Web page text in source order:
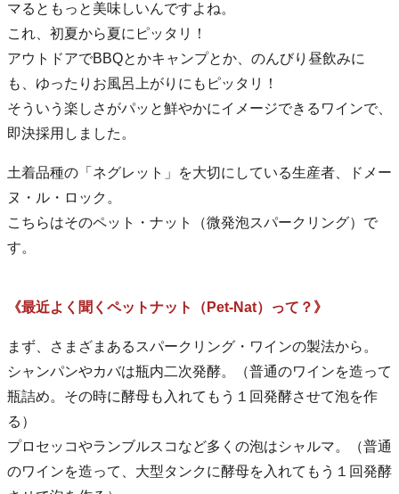
マるともっと美味しいんですよね。
これ、初夏から夏にピッタリ！
アウトドアでBBQとかキャンプとか、のんびり昼飲みに
も、ゆったりお風呂上がりにもピッタリ！
そういう楽しさがパッと鮮やかにイメージできるワインで、
即決採用しました。
土着品種の「ネグレット」を大切にしている生産者、ドメー
ヌ・ル・ロック。
こちらはそのペット・ナット（微発泡スパークリング）で
す。
《最近よく聞くペットナット（Pet-Nat）って？》
まず、さまざまあるスパークリング・ワインの製法から。
シャンパンやカバは瓶内二次発酵。（普通のワインを造って
瓶詰め。その時に酵母も入れてもう１回発酵させて泡を作
る）
プロセッコやランブルスコなど多くの泡はシャルマ。（普通
のワインを造って、大型タンクに酵母を入れてもう１回発酵